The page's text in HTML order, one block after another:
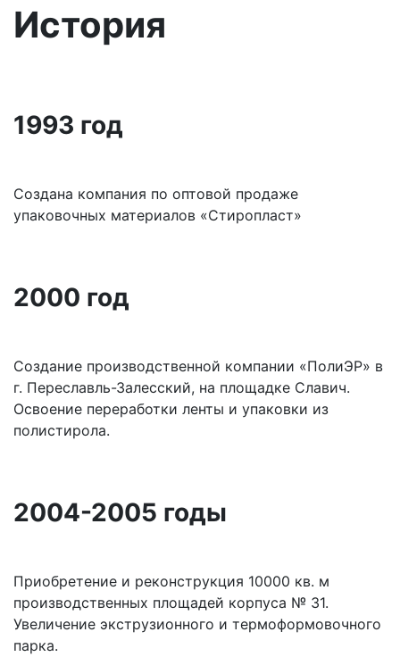
История
1993 год
Создана компания по оптовой продаже
упаковочных материалов «Стиропласт»
2000 год
Создание производственной компании «ПолиЭР» в
г. Переславль-Залесский, на площадке Славич.
Освоение переработки ленты и упаковки из
полистирола.
2004-2005 годы
Приобретение и реконструкция 10000 кв. м
производственных площадей корпуса № 31.
Увеличение экструзионного и термоформовочного
парка.